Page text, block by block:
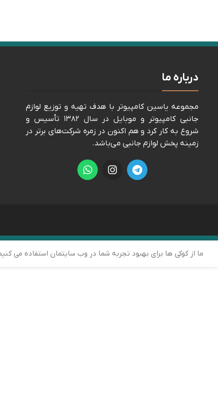
درباره ما
مجموعه ياسين كامپيوتر با هدف تهيه و توزيع لوازم
جانبی كامپيوتر و موبايل در سال ١٣٨٢ تأسيس و
شروع به كار كرد و هم اكنون در زمره شركت‌های برتر در
زمينه پخش لوازم جانبی می‌باشد.
ما از کوکی ها برای بهبود تجربه شما در وب سایتمان استفاده می